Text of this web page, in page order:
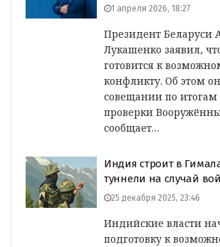
1 апреля 2026, 18:27
Президент Беларуси
Лукашенко заявил,
готовится к
конфликту. Об этом
совещании по
проверки
сообщает…
Индия строит в
туннели на случай
25 декабря 2025, 23:46
Индийские власти
подготовку к